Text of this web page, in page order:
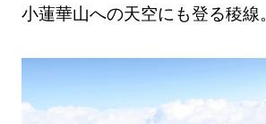
小蓮華山への天空にも登る稜線。